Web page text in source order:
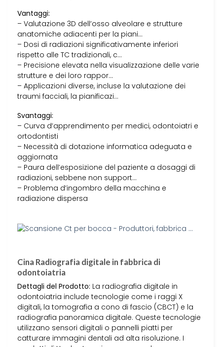
Vantaggi:
– Valutazione 3D dell’osso alveolare e strutture
anatomiche adiacenti per la piani…
– Dosi di radiazioni significativamente inferiori
rispetto alle TC tradizionali, c…
– Precisione elevata nella visualizzazione delle varie
strutture e dei loro rappor…
– Applicazioni diverse, incluse la valutazione dei
traumi facciali, la pianificazi…
Svantaggi:
– Curva d’apprendimento per medici, odontoiatri e
ortodontisti
– Necessità di dotazione informatica adeguata e
aggiornata
– Paura dell’esposizione del paziente a dosaggi di
radiazioni, sebbene non support…
– Problema d’ingombro della macchina e
radiazione dispersa
Cina Radiografia digitale in fabbrica di
odontoiatria
Dettagli del Prodotto: La radiografia digitale in
odontoiatria include tecnologie come i raggi X
digitali, la tomografia a cono di fascio (CBCT) e la
radiografia panoramica digitale. Queste tecnologie
utilizzano sensori digitali o pannelli piatti per
catturare immagini dentali ad alta risoluzione. I